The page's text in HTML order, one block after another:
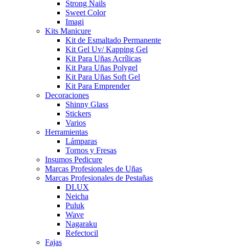
Strong Nails
Sweet Color
Imagi
Kits Manicure
Kit de Esmaltado Permanente
Kit Gel Uv/ Kapping Gel
Kit Para Uñas Acrílicas
Kit Para Uñas Polygel
Kit Para Uñas Soft Gel
Kit Para Emprender
Decoraciones
Shinny Glass
Stickers
Varios
Herramientas
Lámparas
Tornos y Fresas
Insumos Pedicure
Marcas Profesionales de Uñas
Marcas Profesionales de Pestañas
DLUX
Neicha
Puluk
Wave
Nagaraku
Refectocil
Fajas